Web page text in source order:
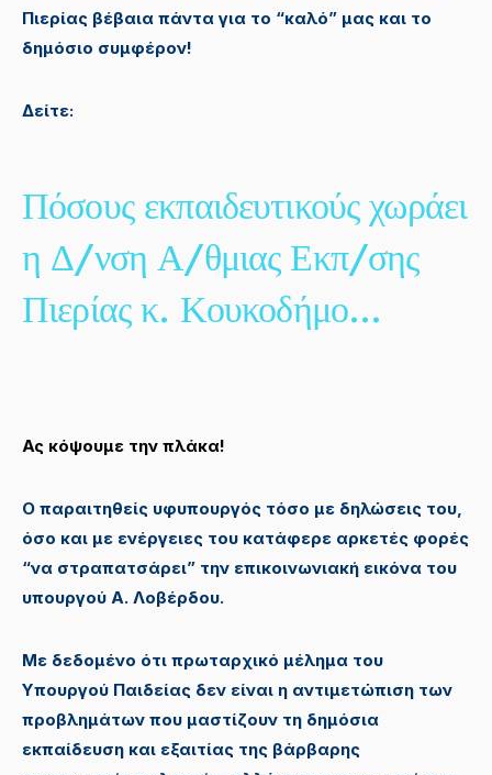
Πιερίας βέβαια πάντα για το “καλό” μας και το
δημόσιο συμφέρον!
Δείτε:
Πόσους εκπαιδευτικούς χωράει
η Δ/νση Α/θμιας Εκπ/σης
Πιερίας κ. Κουκοδήμο…
Ας κόψουμε την πλάκα!
Ο παραιτηθείς υφυπουργός τόσο με δηλώσεις του,
όσο και με ενέργειες του κατάφερε αρκετές φορές
“να στραπατσάρει” την επικοινωνιακή εικόνα του
υπουργού Α. Λοβέρδου.
Με δεδομένο ότι πρωταρχικό μέλημα του
Υπουργού Παιδείας δεν είναι η αντιμετώπιση των
προβλημάτων που μαστίζουν τη δημόσια
εκπαίδευση και εξαιτίας της βάρβαρης